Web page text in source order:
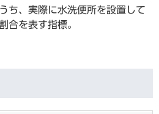
ち、実際に水洗便所を設置して
合を表す指標。